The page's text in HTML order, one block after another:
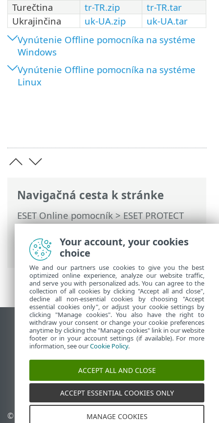
Navigačná cesta k stránke
ESET Online pomocník>ESET PROTECT
On-Prem>Predstavenie programu ESET
PROTECT On-Prem>O tejto príručke>
Offline pomocník
Turečtina
tr-TR.zip
tr-TR.tar
Ukrajinčina
uk-UA.zip
uk-UA.tar
Vynútenie Offline pomocníka na systéme
Windows
Vynútenie Offline pomocníka na systéme
Linux
Zobraziť stránku ako na počítači
End of Life
Databáza znalostí ESET
ESET Fórum
ESET Status Portal
Technická podpora
© 1992 - 2026 ESET,
Spravovať súbory cookie
Your account, your cookies
choice
We and our partners use cookies to give you the best
optimized online experience, analyze our website traffic,
and serve you with personalized ads. You can agree to the
collection of all cookies by clicking "Accept all and close",
decline all non-essential cookies by choosing "Accept
essential cookies only", or adjust your cookie settings by
clicking "Manage cookies". You also have the right to
withdraw your consent or change your cookie preferences
anytime by clicking the "Manage cookies" link in our website
footer or in your account settings (if available). For more
information, see ourCookie Policy.
ACCEPT ALL AND CLOSE
ACCEPT ESSENTIAL COOKIES ONLY
MANAGE COOKIES